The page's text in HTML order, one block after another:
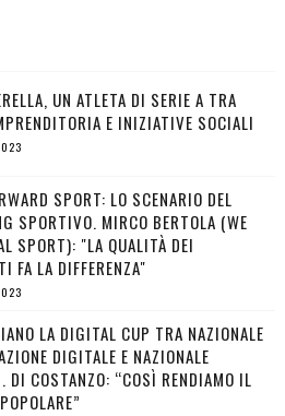
UN ATLETA DI SERIE A TRA
E INIZIATIVE SOCIALI
SPORT: LO SCENARIO DEL
SPORTIVO. MIRCO BERTOLA (WE
SPORT): "LA QUALITÀ DEI
FA LA DIFFERENZA"
LA DIGITAL CUP TRA NAZIONALE
DIGITALE E NAZIONALE
DI COSTANZO: “COSÌ RENDIAMO IL